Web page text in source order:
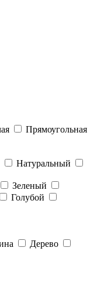
Прямоугольная
Натуральный
Зеленый
Голубой
Дерево